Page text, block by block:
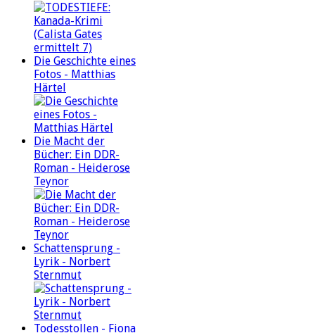
Die Geschichte eines
Fotos - Matthias
Härtel
Die Macht der
Bücher: Ein DDR-
Roman - Heiderose
Teynor
Schattensprung -
Lyrik - Norbert
Sternmut
Todesstollen - Fiona